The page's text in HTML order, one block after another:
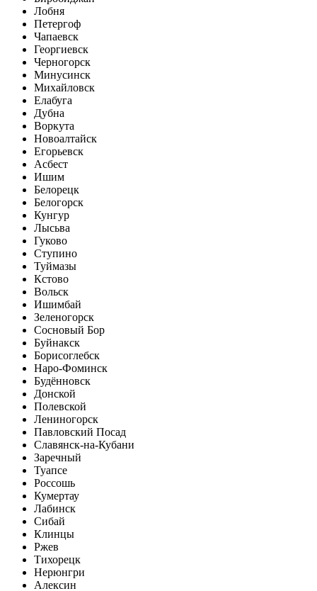
Лобня
Петергоф
Чапаевск
Георгиевск
Черногорск
Минусинск
Михайловск
Елабуга
Дубна
Воркута
Новоалтайск
Егорьевск
Асбест
Ишим
Белорецк
Белогорск
Кунгур
Лысьва
Гуково
Ступино
Туймазы
Кстово
Вольск
Ишимбай
Зеленогорск
Сосновый Бор
Буйнакск
Борисоглебск
Наро-Фоминск
Будённовск
Донской
Полевской
Лениногорск
Павловский Посад
Славянск-на-Кубани
Заречный
Туапсе
Россошь
Кумертау
Лабинск
Сибай
Клинцы
Ржев
Тихорецк
Нерюнгри
Алексин